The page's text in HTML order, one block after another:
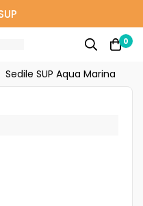
0
Sedile SUP Aqua Marina